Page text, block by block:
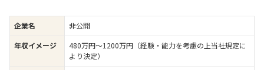
企業名
非公開
年収イメージ
480万円〜1200万円（経験・能力を考慮の上当社規定に
より決定）